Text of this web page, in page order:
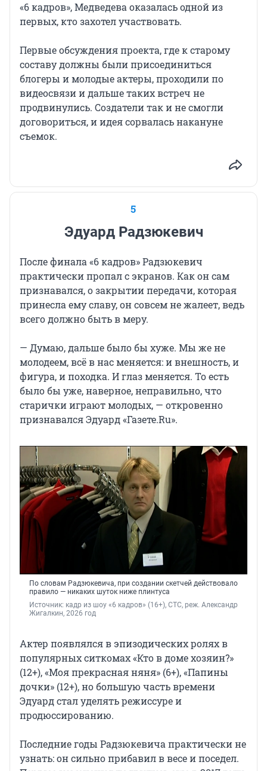
«6 кадров», Медведева оказалась одной из
первых, кто захотел участвовать.
Первые обсуждения проекта, где к старому
составу должны были присоединиться
блогеры и молодые актеры, проходили по
видеосвязи и дальше таких встреч не
продвинулись. Создатели так и не смогли
договориться, и идея сорвалась накануне
съемок.
5
Эдуард Радзюкевич
После финала «6 кадров» Радзюкевич
практически пропал с экранов. Как он сам
признавался, о закрытии передачи, которая
принесла ему славу, он совсем не жалеет, ведь
всего должно быть в меру.
— Думаю, дальше было бы хуже. Мы же не
молодеем, всё в нас меняется: и внешность, и
фигура, и походка. И глаз меняется. То есть
было бы уже, наверное, неправильно, что
старички играют молодых, — откровенно
признавался Эдуард «Газете.Ru».
По словам Радзюкевича, при создании скетчей действовало
правило — никаких шуток ниже плинтуса
Источник: кадр из шоу «6 кадров» (16+), СТС, реж. Александр
Жигалкин, 2026 год
Актер появлялся в эпизодических ролях в
популярных ситкомах «Кто в доме хозяин?»
(12+), «Моя прекрасная няня» (6+), «Папины
дочки» (12+), но большую часть времени
Эдуард стал уделять режиссуре и
продюссированию.
Последние годы Радзюкевича практически не
узнать: он сильно прибавил в весе и поседел.